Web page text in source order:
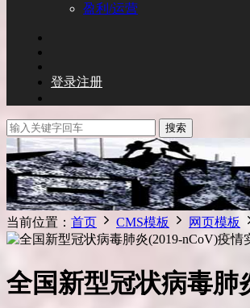
盈利/运营
登录注册
搜索
当前位置： 首页 CMS模板 网页模板
全国新型冠状病毒